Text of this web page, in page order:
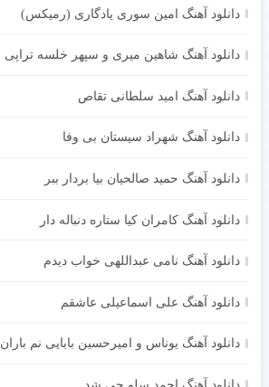
دانلود آهنگ امین سوری یادگاری (رمیکس)
دانلود آهنگ شاهین میری و سپهر خلسه تراپی
دانلود آهنگ امید سلطانی تقاص
دانلود آهنگ شهراد سیستان بی وفا
دانلود آهنگ حمید صالحیان بیا بردار ببر
دانلود آهنگ کامران کیا ستاره دنباله دار
دانلود آهنگ نامی عبداللهی خواب دیدم
دانلود آهنگ علی اسماعیلی عاشقم
دانلود آهنگ یوناس و امیرحسین بابایی نم باران